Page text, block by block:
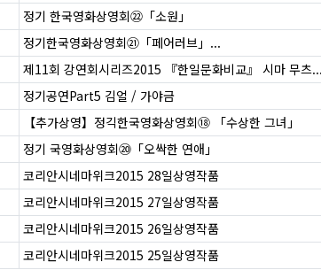
정기 한국영화상영회㉒「소원」
정기한국영화상영회㉑「페어러브」...
제11회 강연회시리즈2015 『한일문화비교』 시마 무츠...
정기공연Part5 김얼 / 가야금
【추가상영】정긱한국영화상영회⑱ 「수상한 그녀」
정기 국영화상영회⑳「오싹한 연애」
코리안시네마위크2015 28일상영작품
코리안시네마위크2015 27일상영작품
코리안시네마위크2015 26일상영작품
코리안시네마위크2015 25일상영작품